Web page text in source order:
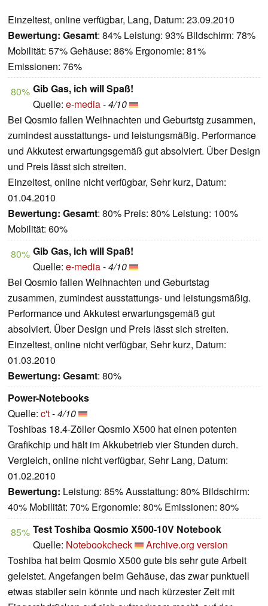
Einzeltest, online verfügbar, Lang, Datum: 23.09.2010
Bewertung: Gesamt: 84% Leistung: 93% Bildschirm: 78%
Mobilität: 57% Gehäuse: 86% Ergonomie: 81%
Emissionen: 76%
80% Gib Gas, ich will Spaß!
Quelle: e-media-4/10
Bei Qosmio fallen Weihnachten und Geburtstg zusammen,
zumindest ausstattungs- und leistungsmäßig. Performance
und Akkutest erwartungsgemäß gut absolviert. Über Design
und Preis lässt sich streiten.
Einzeltest, online nicht verfügbar, Sehr kurz, Datum:
01.04.2010
Bewertung: Gesamt: 80% Preis: 80% Leistung: 100%
Mobilität: 60%
80% Gib Gas, ich will Spaß!
Quelle: e-media-4/10
Bei Qosmio fallen Weihnachten und Geburtstag
zusammen, zumindest ausstattungs- und leistungsmäßig.
Performance und Akkutest erwartungsgemäß gut
absolviert. Über Design und Preis lässt sich streiten.
Einzeltest, online nicht verfügbar, Sehr kurz, Datum:
01.03.2010
Bewertung: Gesamt: 80%
Power-Notebooks
Quelle: c't-4/10
Toshibas 18.4-Zöller Qosmio X500 hat einen potenten
Grafikchip und hält im Akkubetrieb vier Stunden durch.
Vergleich, online nicht verfügbar, Sehr Lang, Datum:
01.02.2010
Bewertung: Leistung: 85% Ausstattung: 80% Bildschirm:
40% Mobilität: 70% Ergonomie: 80% Emissionen: 80%
85% Test Toshiba Qosmio X500-10V Notebook
Quelle: Notebookcheck
Archive.org version
Toshiba hat beim Qosmio X500 gute bis sehr gute Arbeit
geleistet. Angefangen beim Gehäuse, das zwar punktuell
etwas stabiler sein könnte und nach kürzester Zeit mit